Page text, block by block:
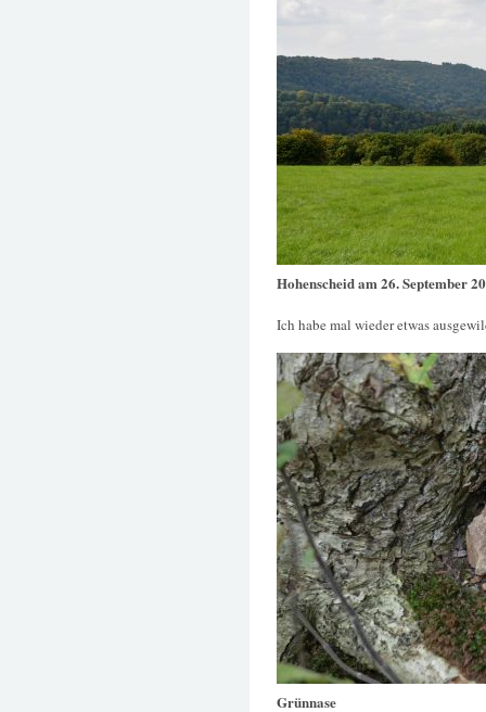
Hohenscheid am 26. September
Ich habe mal wieder etwas
Grünnase